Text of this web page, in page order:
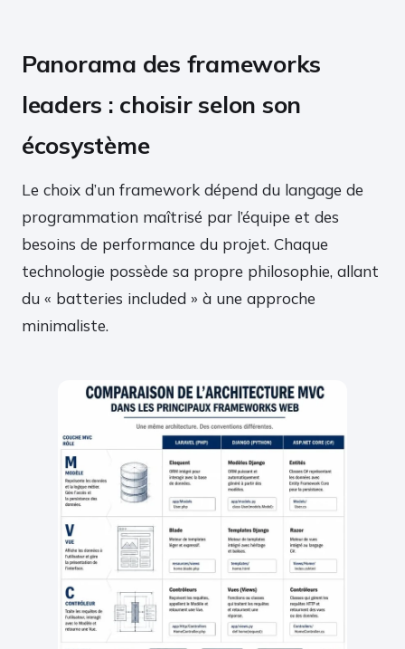
Panorama des frameworks
leaders : choisir selon son
écosystème
Le choix d’un framework dépend du langage de
programmation maîtrisé par l’équipe et des
besoins de performance du projet. Chaque
technologie possède sa propre philosophie, allant
du « batteries included » à une approche
minimaliste.